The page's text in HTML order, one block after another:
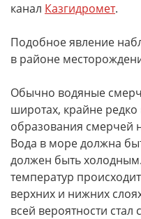
канал Казгидромет.
Подобное явление
в районе
Обычно водяные
широтах, крайне
образования смерчей
Вода в море должна
должен быть
температур
верхних и нижних
всей вероятности